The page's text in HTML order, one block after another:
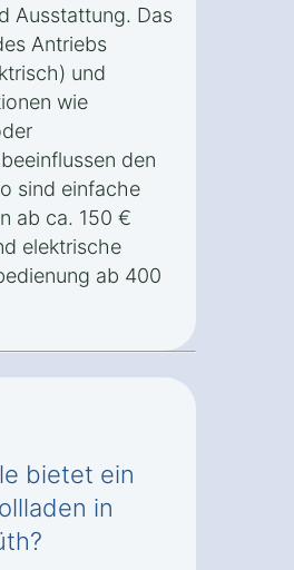
Ausstattung. Das
Antriebs
und
wie
den
sind einfache
ab ca. 150 €
elektrische
ab 400
bietet ein
in